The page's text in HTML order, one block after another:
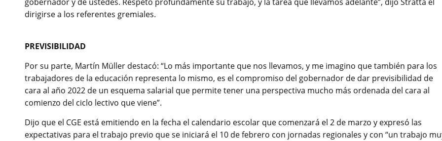
dirigirse a los referentes gremiales.
PREVISIBILIDAD
Por su parte, Martín Müller destacó: “Lo más importante que nos llevamos, y me imagino que también para los
trabajadores de la educación representa lo mismo, es el compromiso del gobernador de dar previsibilidad de
cara al año 2022 de un esquema salarial que permite tener una perspectiva mucho más ordenada del cara al
comienzo del ciclo lectivo que viene”.
Dijo que el CGE está emitiendo en la fecha el calendario escolar que comenzará el 2 de marzo y expresó las
expectativas para el trabajo previo que se iniciará el 10 de febrero con jornadas regionales y con “un trabajo